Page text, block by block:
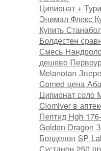
Ципионат +
Энимал Флекс
Купить
Болдестен
Смесь
дешево
Melanotan
Comed цена
Ципионат соло
Clomiver в
Пептид Hgh
Golden Dragon
Болденон SP
Сустанон 250